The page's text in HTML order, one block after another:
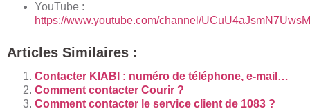
YouTube :
https://www.youtube.com/channel/
Articles Similaires :
Contacter KIABI : numéro de téléphone, e-mail…
Comment contacter Courir ?
Comment contacter le service client de 1083 ?